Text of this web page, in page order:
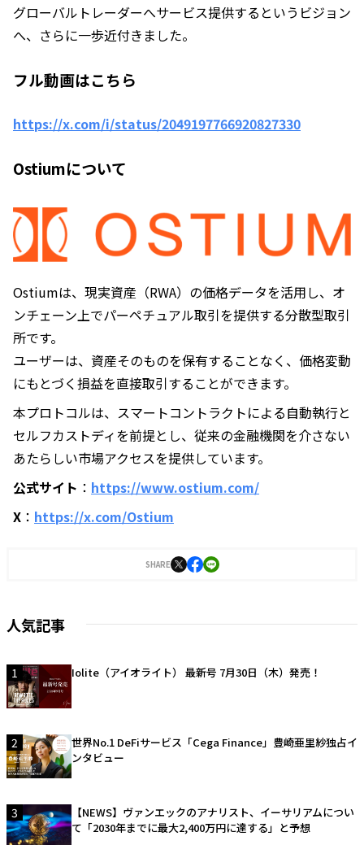
グローバルトレーダーへサービス提供するというビジョン
へ、さらに一歩近付きました。
フル動画はこちら
https://x.com/i/status/2049197766920827330
Ostiumについて
Ostiumは、現実資産（RWA）の価格データを活用し、オ
ンチェーン上でパーペチュアル取引を提供する分散型取引
所です。
ユーザーは、資産そのものを保有することなく、価格変動
にもとづく損益を直接取引することができます。
本プロトコルは、スマートコントラクトによる自動執行と
セルフカストディを前提とし、従来の金融機関を介さない
あたらしい市場アクセスを提供しています。
公式サイト ： https://www.ostium.com/
X ： https://x.com/Ostium
SHARE
人気記事
1 Iolite（アイオライト） 最新号 7月30日（木）発売！
2
世界No.1 DeFiサービス「Cega Finance」豊崎亜里紗独占イ
ンタビュー
3
【NEWS】ヴァンエックのアナリスト、イーサリアムについ
て「2030年までに最大2,400万円に達する」と予想